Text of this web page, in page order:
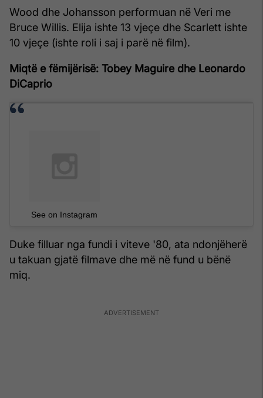
Wood dhe Johansson performuan në Veri me
Bruce Willis. Elija ishte 13 vjeçe dhe Scarlett ishte
10 vjeçe (ishte roli i saj i parë në film).
Miqtë e fëmijërisë: Tobey Maguire dhe Leonardo
DiCaprio
See on Instagram
Duke filluar nga fundi i viteve '80, ata ndonjëherë
u takuan gjatë filmave dhe më në fund u bënë
miq.